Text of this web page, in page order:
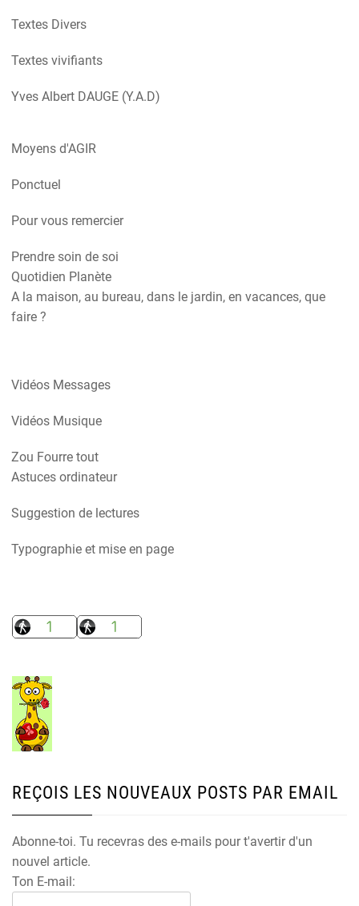
Textes Divers
Textes vivifiants
Yves Albert DAUGE (Y.A.D)
Moyens d'AGIR
Ponctuel
Pour vous remercier
Prendre soin de soi
Quotidien Planète
A la maison, au bureau, dans le jardin, en vacances, que
faire ?
Vidéos Messages
Vidéos Musique
Zou Fourre tout
Astuces ordinateur
Suggestion de lectures
Typographie et mise en page
REÇOIS LES NOUVEAUX POSTS PAR EMAIL
Abonne-toi. Tu recevras des e-mails pour t'avertir d'un
nouvel article.
Ton E-mail: